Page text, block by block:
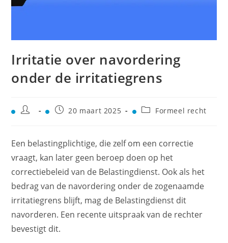
Irritatie over navordering
onder de irritatiegrens
20 maart 2025 Formeel recht
Een belastingplichtige, die zelf om een correctie
vraagt, kan later geen beroep doen op het
correctiebeleid van de Belastingdienst. Ook als het
bedrag van de navordering onder de zogenaamde
irritatiegrens blijft, mag de Belastingdienst dit
navorderen. Een recente uitspraak van de rechter
bevestigt dit.